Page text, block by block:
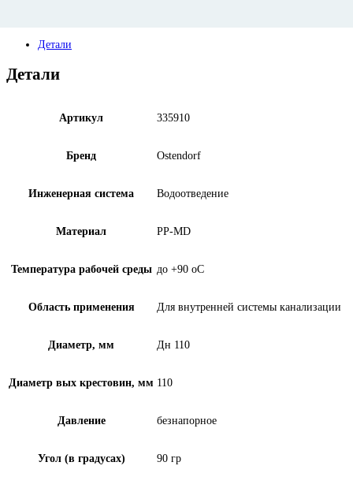
Детали
Детали
Артикул 335910
Бренд Ostendorf
Инженерная система Водоотведение
Материал PP-MD
Температура рабочей среды до +90 oC
Область применения Для внутренней системы канализации
Диаметр, мм Дн 110
Диаметр вых крестовин, мм 110
Давление безнапорное
Угол (в градусах) 90 гр